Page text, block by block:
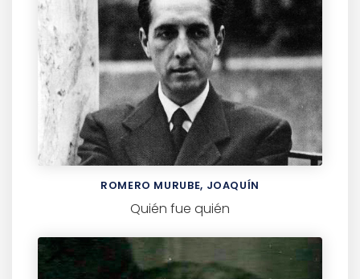
ROMERO MURUBE, JOAQUÍN
Quién fue quién